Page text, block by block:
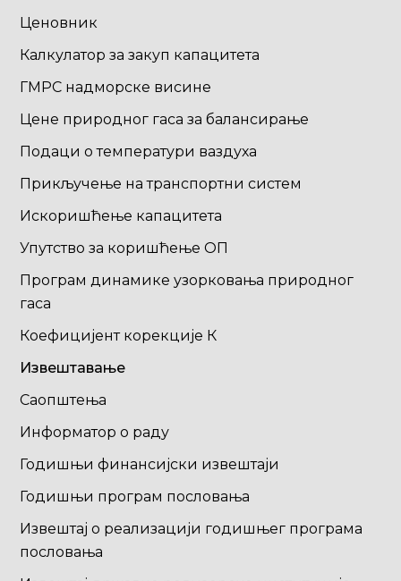
Ценовник
Калкулатор за закуп капацитета
ГМРС надморске висине
Цене природног гаса за балансирање
Подаци о температури ваздуха
Прикључење на транспортни систем
Искоришћење капацитета
Упутство за коришћење ОП
Програм динамике узорковања природног
гаса
Коефицијент корекције К
Извештавање
Саопштења
Информатор о раду
Годишњи финансијски извештаји
Годишњи програм пословања
Извештај о реализацији годишњег програма
пословања